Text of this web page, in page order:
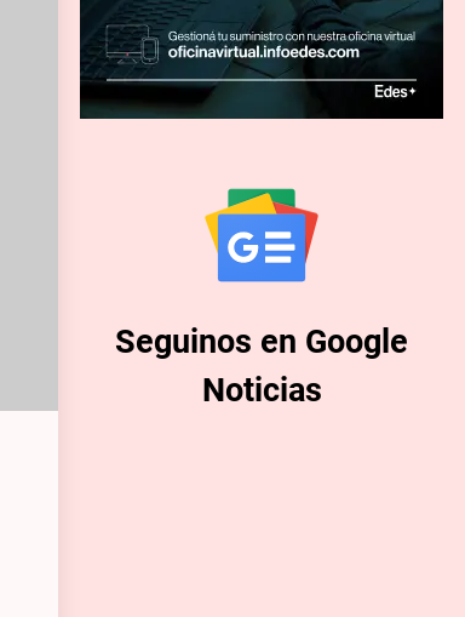
Seguinos en Google
Noticias